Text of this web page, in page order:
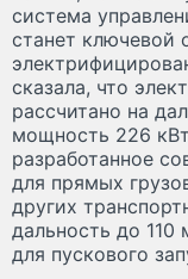
система
станет ключевой
сказала, что
рассчитано на
мощность 226
разработанное
для прямых
других
дальность до
для пускового